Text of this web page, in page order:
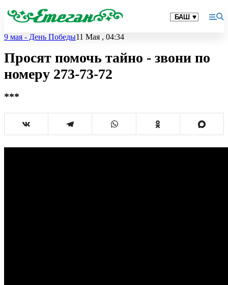
9 мая - День Победы11 Мая , 04:34
Просят помочь тайно - звони по
номеру 273-73-72
***